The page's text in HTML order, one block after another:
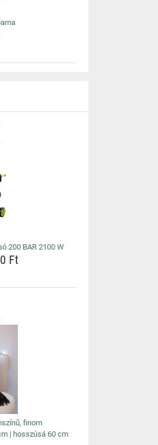
200 BAR 2100 W
Ft
finom
| hosszúsá 60 cm